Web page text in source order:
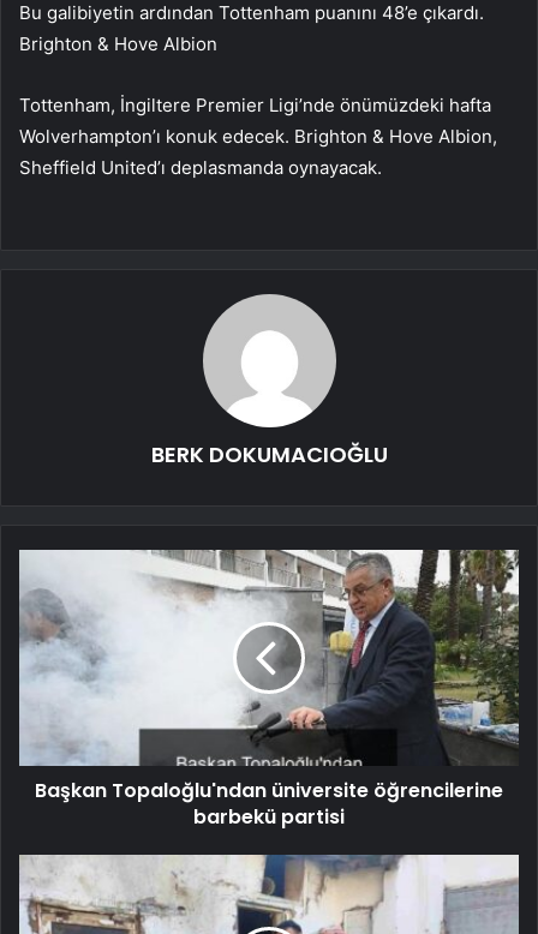
Bu galibiyetin ardından Tottenham puanını 48’e çıkardı.
Brighton & Hove Albion
Tottenham, İngiltere Premier Ligi’nde önümüzdeki hafta
Wolverhampton’ı konuk edecek. Brighton & Hove Albion,
Sheffield United’ı deplasmanda oynayacak.
BERK DOKUMACIOĞLU
Başkan Topaloğlu'ndan üniversite öğrencilerine
barbekü partisi